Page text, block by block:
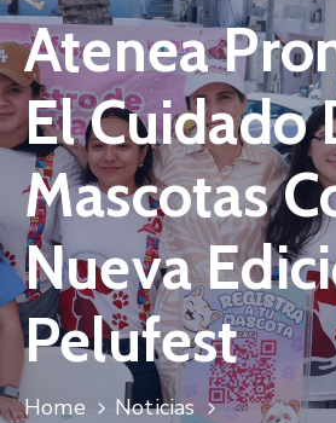
OIC
Transparencia
Comunicación
Contabilidad
REMTYS
REMURE
SIA
Atenea
El Cuidado
Mascotas
Nueva
Pelufest
Home
Noticias